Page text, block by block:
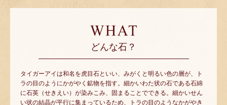
どんな石？
タイガーアイは和名を虎目石といい、みがくと明るい色の層が、ト
ラの目のようにかがやく鉱物を指す。細かいわた状の石である石綿
に石英（せきえい）が染みこみ、固まることでできる。細かいせん
い状の結晶が平行に集まっているため、トラの目のようなかがやき